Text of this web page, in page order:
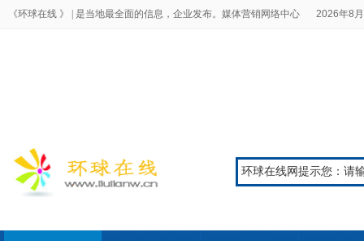
《环球在线 》 | 是当地最全面的信息，企业发布。媒体营销网络中心 2026年8